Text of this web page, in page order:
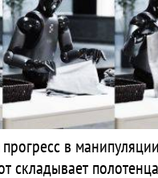
в
складывает полотенца